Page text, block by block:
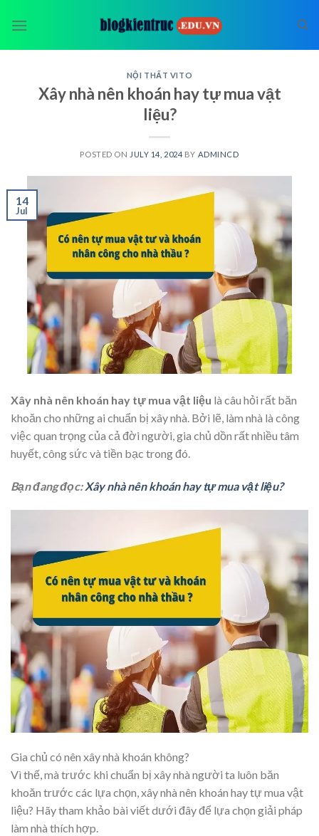
NỘI THẤT VITO
Xây nhà nên khoán hay tự mua vật
liệu?
POSTED ON JULY 14, 2024 BY ADMINCD
14
Jul
Xây nhà nên khoán hay tự mua vật liệu là câu hỏi rất băn
khoăn cho những ai chuẩn bị xây nhà. Bởi lẽ, làm nhà là công
việc quan trọng của cả đời người, gia chủ dồn rất nhiều tâm
huyết, công sức và tiền bạc trong đó.
Bạn đang đọc:Xây nhà nên khoán hay tự mua vật liệu?
Gia chủ có nên xây nhà khoán không?
Vì thế, mà trước khi chuẩn bị xây nhà người ta luôn băn
khoăn trước các lựa chọn, xây nhà nên khoán hay tự mua vật
liệu? Hãy tham khảo bài viết dưới đây để lựa chọn giải pháp
làm nhà thích hợp.